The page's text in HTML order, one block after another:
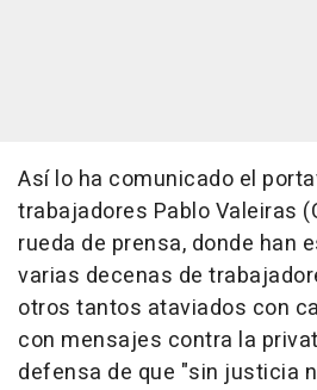
Así lo ha comunicado el
trabajadores Pablo Valeiras
rueda de prensa, donde han
varias decenas de
otros tantos ataviados con
con mensajes contra la
defensa de que "sin justicia